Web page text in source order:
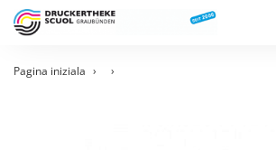
Pagina iniziala